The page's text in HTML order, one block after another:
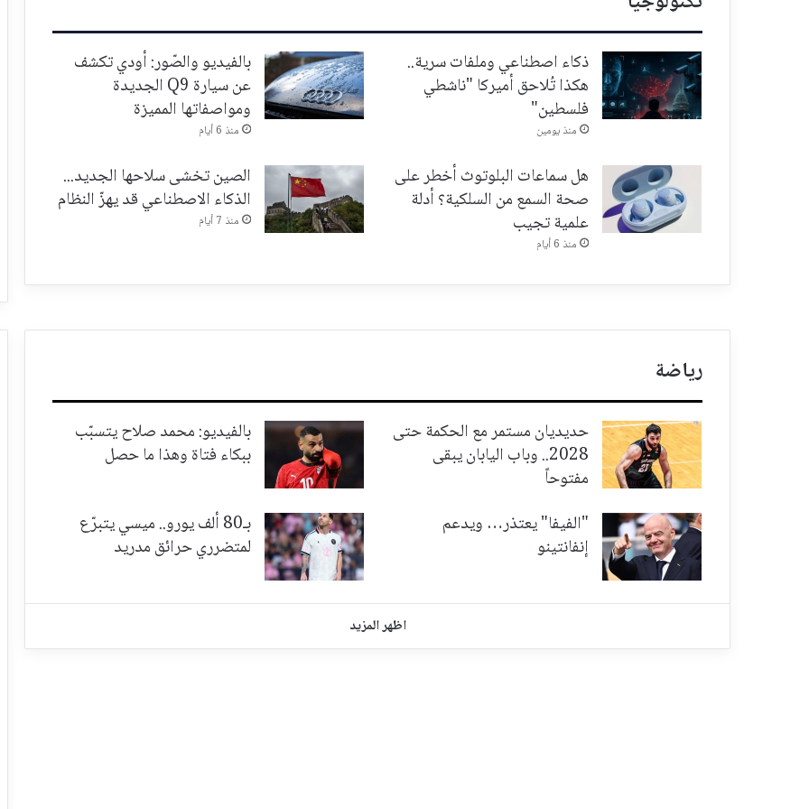
ذكاء اصطناعي وملفات سرية..
هكذا تُلاحق أميركا "ناشطي
فلسطين"
منذ يومين
بالفيديو والصّور: أودي تكشف
عن سيارة Q9 الجديدة
ومواصفاتها المميزة
منذ 6 أيام
هل سماعات البلوتوث أخطر على
صحة السمع من السلكية؟ أدلة
علمية تجيب
منذ 6 أيام
الصين تخشى سلاحها الجديد...
الذكاء الاصطناعي قد يهزّ النظام
منذ 7 أيام
رياضة
حديديان مستمر مع الحكمة حتى
2028.. وباب اليابان يبقى
مفتوحاً
بالفيديو: محمد صلاح يتسبّب
ببكاء فتاة وهذا ما حصل
"الفيفا" يعتذر… ويدعم
إنفانتينو
بـ80 ألف يورو.. ميسي يتبرّع
لمتضرري حرائق مدريد
اظهر المزيد